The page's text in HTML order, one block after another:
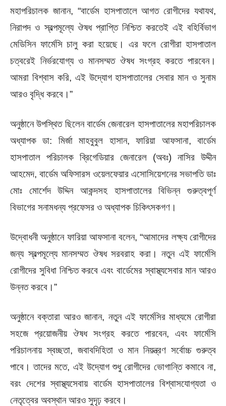
মহাপরিচালক জানান, “বার্ডেম হাসপাতালে আগত রোগীদের যথাযথ,
নিরাপদ ও স্বল্পমূল্যে ঔষধ প্রাপ্তি নিশ্চিত করতেই এই বহির্বিভাগ
মেডিসিন ফার্মেসি চালু করা হয়েছে। এর ফলে রোগীরা হাসপাতাল
চত্বরেই নির্ভরযোগ্য ও মানসম্মত ঔষধ সংগ্রহ করতে পারবেন।
আমরা বিশ্বাস করি, এই উদ্যোগ হাসপাতালের সেবার মান ও সুনাম
আরও বৃদ্ধি করবে।”
অনুষ্ঠানে উপস্থিত ছিলেন বার্ডেম জেনারেল হাসপাতালের মহাপরিচালক
অধ্যাপক ডা: মির্জা মাহবুবুল হাসান, ফারিয়া আফসানা, বার্ডেম
হাসপাতাল পরিচালক ব্রিগেডিয়ার জেনারেল (অবঃ) নাসির উদ্দীন
আহমেদ, বার্ডেম অফিসারস ওয়েলফেয়ার এসোসিয়েশনের সভাপতি ডাঃ
মোঃ মোর্শেদ উদ্দিন আকন্দসহ হাসপাতালের বিভিন্ন গুরুত্বপূর্ণ
বিভাগের সনামধন্য প্রফেসর ও অধ্যাপক চিকিৎসকগণ।
উদ্বোধনী অনুষ্ঠানে ফারিয়া আফসানা বলেন, “আমাদের লক্ষ্য রোগীদের
জন্য স্বল্পমূল্যে মানসম্মত ঔষধ সরবরাহ করা। নতুন এই ফার্মেসি
রোগীদের সুবিধা নিশ্চিত করবে এবং বার্ডেমের স্বাস্থ্যসেবার মান আরও
উন্নত করবে।”
অনুষ্ঠানে বক্তারা আরও জানান, নতুন এই ফার্মেসির মাধ্যমে রোগীরা
সহজে প্রয়োজনীয় ঔষধ সংগ্রহ করতে পারবেন, এবং ফার্মেসি
পরিচালনায় স্বচ্ছতা, জবাবদিহিতা ও মান নিয়ন্ত্রণ সর্বোচ্চ গুরুত্ব
পাবে। তাদের মতে, এই উদ্যোগ শুধু রোগীদের ভোগান্তি কমাবে না,
বরং দেশের স্বাস্থ্যসেবায় বার্ডেম হাসপাতালের বিশ্বাসযোগ্যতা ও
নেতৃত্বের অবস্থান আরও সুদৃঢ় করবে।